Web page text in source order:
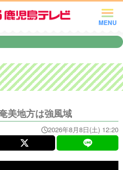
MENU
美地方は強風域
2026年8月8日(土) 12:20